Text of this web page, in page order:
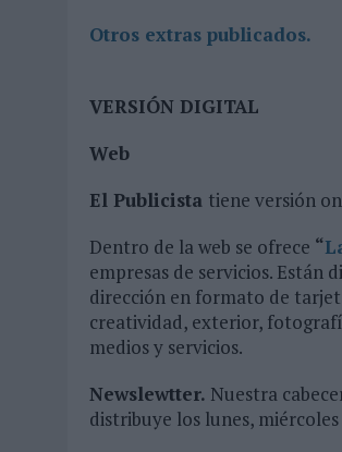
Otros extras publicados.
VERSIÓN DIGITAL
Web
El Publicista tiene versión
Dentro de la web se ofrece “
empresas de servicios. Están
dirección en formato de
creatividad, exterior,
medios y servicios.
Newslewtter. Nuestra
distribuye los lunes,